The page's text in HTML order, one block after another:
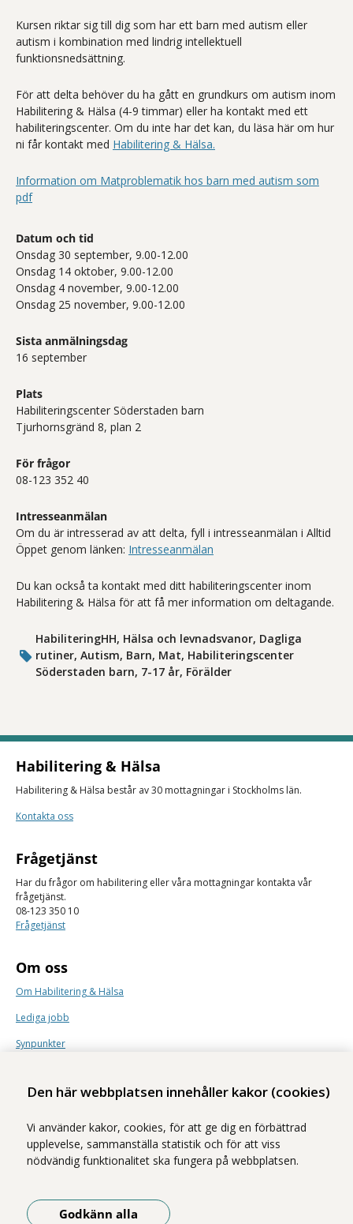
Den här webbplatsen innehåller kakor (cookies)
Vi använder kakor, cookies, för att ge dig en förbättrad
upplevelse, sammanställa statistik och för att viss
nödvändig funktionalitet ska fungera på webbplatsen.
Godkänn alla
Kursen riktar sig till dig som har ett barn med autism eller
autism i kombination med lindrig intellektuell
funktionsnedsättning.
För att delta behöver du ha gått en grundkurs om autism inom
Habilitering & Hälsa (4-9 timmar) eller ha kontakt med ett
habiliteringscenter. Om du inte har det kan, du läsa här om hur
ni får kontakt med Habilitering & Hälsa.
Information om Matproblematik hos barn med autism som
pdf
Datum och tid
Onsdag 30 september, 9.00-12.00
Onsdag 14 oktober, 9.00-12.00
Onsdag 4 november, 9.00-12.00
Onsdag 25 november, 9.00-12.00
Sista anmälningsdag
16 september
Plats
Habiliteringscenter Söderstaden barn
Tjurhornsgränd 8, plan 2
För frågor
08-123 352 40
Intresseanmälan
Om du är intresserad av att delta, fyll i intresseanmälan i Alltid
Öppet genom länken: Intresseanmälan
Du kan också ta kontakt med ditt habiliteringscenter inom
Habilitering & Hälsa för att få mer information om deltagande.
HabiliteringHH, Hälsa och levnadsvanor, Dagliga
rutiner, Autism, Barn, Mat, Habiliteringscenter
Söderstaden barn, 7-17 år, Förälder
Habilitering & Hälsa
Habilitering & Hälsa består av 30 mottagningar i Stockholms län.
Kontakta oss
Frågetjänst
Har du frågor om habilitering eller våra mottagningar kontakta vår
frågetjänst.
08-123 350 10
Frågetjänst
Om oss
Om Habilitering & Hälsa
Lediga jobb
Synpunkter
Samtliga bilder på webbplatsen är tagna av fotograf Yanan Li om inget